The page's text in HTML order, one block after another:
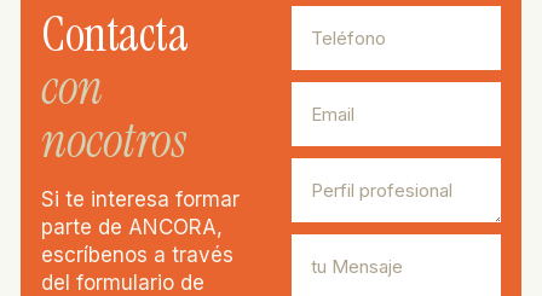
Contacta
con
nocotros
Si te interesa formar
parte de ANCORA,
escríbenos a través
del formulario de